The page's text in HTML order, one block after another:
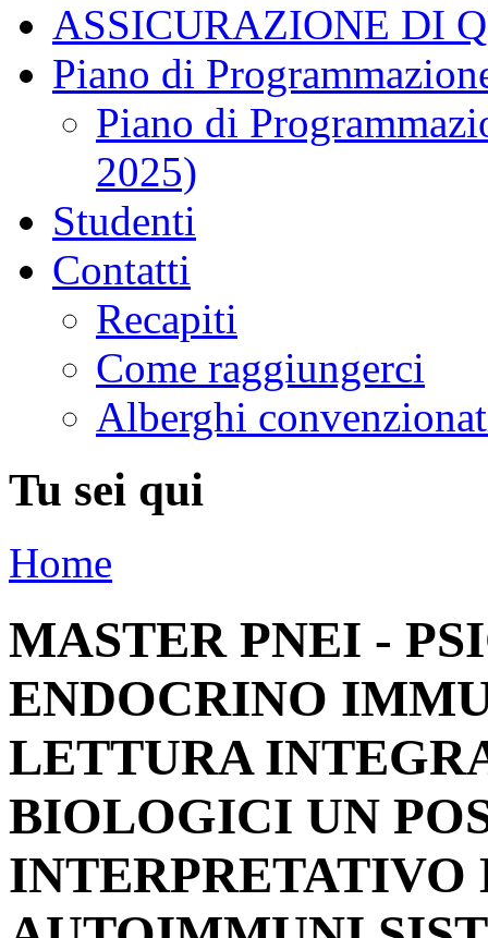
ASSICURAZIONE DI
Piano di
Piano di
2025)
Studenti
Contatti
Recapiti
Come raggiungerci
Alberghi
Tu sei qui
Home
MASTER PNEI -
ENDOCRINO
LETTURA
BIOLOGICI UN